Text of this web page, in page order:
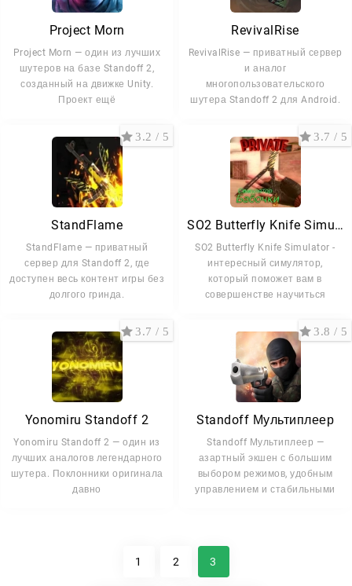
Project Morn
Project Morn — один из лучших
шутеров на базе Standoff 2,
созданный на движке Unity.
Проект ещё
RevivalRise
RevivalRise — приватный сервер
и аналог
многопользовательского
шутера Standoff 2 для Android.
StandFlame
StandFlame — приватный
сервер для Standoff 2, где
доступен весь контент игры без
долгого гринда.
3.2 / 5
SO2 Butterfly Knife Simulator
SO2 Butterfly Knife Simulator -
интересный симулятор,
который поможет вам в
совершенстве научиться
3.7 / 5
Yonomiru Standoff 2
Yonomiru Standoff 2 — один из
лучших аналогов легендарного
шутера. Поклонники оригинала
давно
3.7 / 5
Standoff Мультиплеер
Standoff Мультиплеер —
азартный экшен с большим
выбором режимов, удобным
управлением и стабильными
3.8 / 5
1 2 3